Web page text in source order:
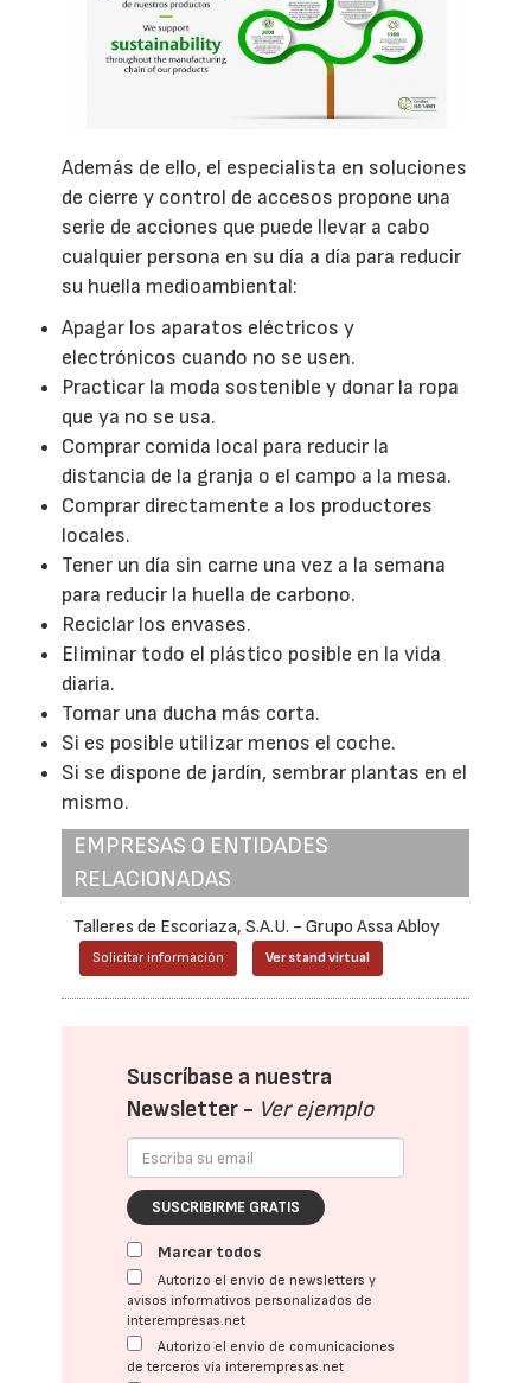
Además de ello, el especialista en soluciones
de cierre y control de accesos propone una
serie de acciones que puede llevar a cabo
cualquier persona en su día a día para reducir
su huella medioambiental:
Apagar los aparatos eléctricos y
electrónicos cuando no se usen.
Practicar la moda sostenible y donar la ropa
que ya no se usa.
Comprar comida local para reducir la
distancia de la granja o el campo a la mesa.
Comprar directamente a los productores
locales.
Tener un día sin carne una vez a la semana
para reducir la huella de carbono.
Reciclar los envases.
Eliminar todo el plástico posible en la vida
diaria.
Tomar una ducha más corta.
Si es posible utilizar menos el coche.
Si se dispone de jardín, sembrar plantas en el
mismo.
EMPRESAS O ENTIDADES
RELACIONADAS
Talleres de Escoriaza, S.A.U. - Grupo Assa Abloy
Solicitar información Ver stand virtual
Suscríbase a nuestra
Newsletter - Ver ejemplo
SUSCRIBIRME GRATIS
Marcar todos
Autorizo el envío de newsletters y
avisos informativos personalizados de
interempresas.net
Autorizo el envío de comunicaciones
de terceros vía interempresas.net